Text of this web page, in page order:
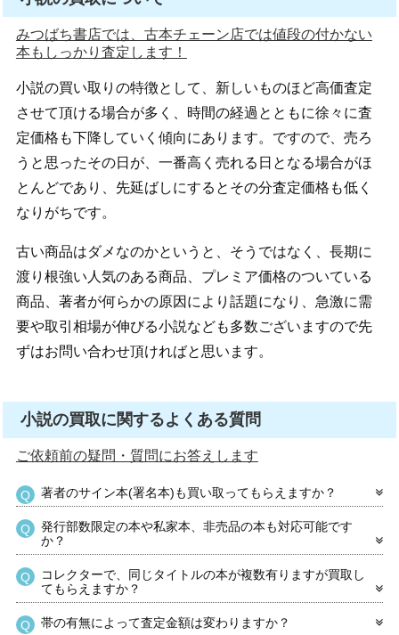
みつばち書店では、古本チェーン店では値段の付かない
本もしっかり査定します！
小説の買い取りの特徴として、新しいものほど高価査定
させて頂ける場合が多く、時間の経過とともに徐々に査
定価格も下降していく傾向にあります。ですので、売ろ
うと思ったその日が、一番高く売れる日となる場合がほ
とんどであり、先延ばしにするとその分査定価格も低く
なりがちです。
古い商品はダメなのかというと、そうではなく、長期に
渡り根強い人気のある商品、プレミア価格のついている
商品、著者が何らかの原因により話題になり、急激に需
要や取引相場が伸びる小説なども多数ございますので先
ずはお問い合わせ頂ければと思います。
小説の買取に関するよくある質問
ご依頼前の疑問・質問にお答えします
著者のサイン本(署名本)も買い取ってもらえますか？
発行部数限定の本や私家本、非売品の本も対応可能です
か？
コレクターで、同じタイトルの本が複数有りますが買取し
てもらえますか？
帯の有無によって査定金額は変わりますか？